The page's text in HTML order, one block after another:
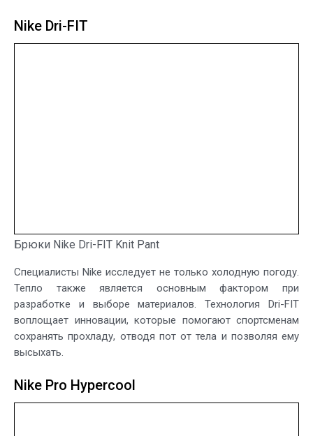
Nike Dri-FIT
Брюки Nike Dri-FIT Knit Pant
Специалисты Nike исследует не только холодную погоду.
Тепло также является основным фактором при
разработке и выборе материалов. Технология Dri-FIT
воплощает инновации, которые помогают спортсменам
сохранять прохладу, отводя пот от тела и позволяя ему
высыхать.
Nike Pro Hypercool